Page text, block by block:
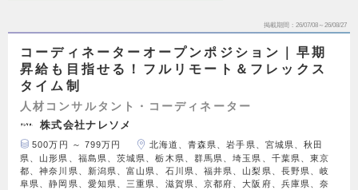
掲載期間 26/07/08～26/08/27
コーディネーターオープンポジション｜早期
昇給も目指せる！フルリモート＆フレックス
タイム制
人材コンサルタント・コーディネーター
株式会社ナレソメ
500万円 ～ 799万円
北海道、青森県、岩手県、宮城県、秋田
県、山形県、福島県、茨城県、栃木県、群馬県、埼玉県、千葉県、東京
都、神奈川県、新潟県、富山県、石川県、福井県、山梨県、長野県、岐
阜県、静岡県、愛知県、三重県、滋賀県、京都府、大阪府、兵庫県、奈